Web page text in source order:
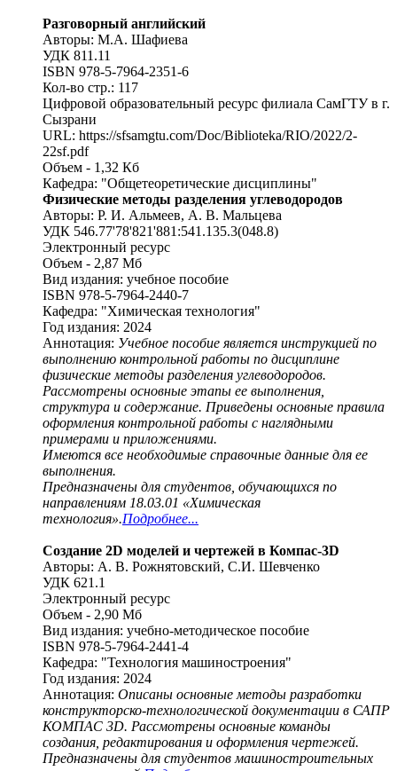
Разговорный английский
Авторы: М.А. Шафиева
УДК 811.11
ISBN 978-5-7964-2351-6
Кол-во стр.: 117
Цифровой образовательный ресурс филиала СамГТУ в г.
Сызрани
URL: https://sfsamgtu.com/Doc/Biblioteka/RIO/2022/2-
22sf.pdf
Объем - 1,32 Кб
Кафедра: "Общетеоретические дисциплины"
Физические методы разделения углеводородов
Авторы: Р. И. Альмеев, А. В. Мальцева
УДК 546.77'78'821'881:541.135.3(048.8)
Электронный ресурс
Объем - 2,87 Мб
Вид издания: учебное пособие
ISBN 978-5-7964-2440-7
Кафедра: "Химическая технология"
Год издания: 2024
Аннотация: Учебное пособие является инструкцией по
выполнению контрольной работы по дисциплине
физические методы разделения углеводородов.
Рассмотрены основные этапы ее выполнения,
структура и содержание. Приведены основные правила
оформления контрольной работы с наглядными
примерами и приложениями.
Имеются все необходимые справочные данные для ее
выполнения.
Предназначены для студентов, обучающихся по
направлениям 18.03.01 «Химическая
технология».Подробнее...
Создание 2D моделей и чертежей в Компас-3D
Авторы: А. В. Рожнятовский, С.И. Шевченко
УДК 621.1
Электронный ресурс
Объем - 2,90 Мб
Вид издания: учебно-методическое пособие
ISBN 978-5-7964-2441-4
Кафедра: "Технология машиностроения"
Год издания: 2024
Аннотация: Описаны основные методы разработки
конструкторско-технологической документации в САПР
КОМПАС 3D. Рассмотрены основные команды
создания, редактирования и оформления чертежей.
Предназначены для студентов машиностроительных